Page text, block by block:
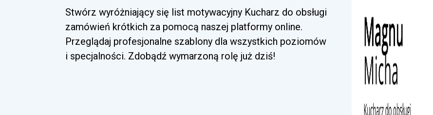
Stwórz wyróżniający się list motywacyjny Kucharz do obsługi
zamówień krótkich za pomocą naszej platformy online.
Przeglądaj profesjonalne szablony dla wszystkich poziomów
i specjalności. Zdobądź wymarzoną rolę już dziś!